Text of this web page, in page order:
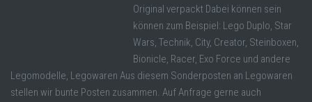
Original verpackt Dabei können sein
können zum Beispiel: Lego Duplo, Star
Wars, Technik, City, Creator, Steinboxen,
Bionicle, Racer, Exo Force und andere
Legomodelle, Legowaren Aus diesem Sonderposten an Legowaren
stellen wir bunte Posten zusammen. Auf Anfrage gerne auch